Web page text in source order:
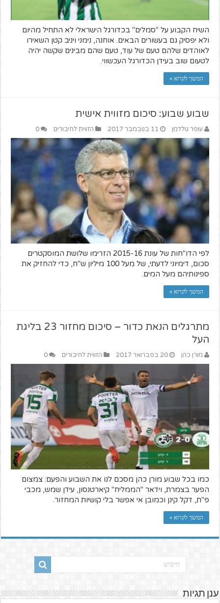
השיח הקבוע על "סמלים" בכדורגל הישראלי לא התחיל מהיום
ולא יפסיק גם בעשורים הבאים. אוחנה, נימני ויניב קטן השאירו
לאוהדים שלהם טעם של עוד, טעם שהם מבינים שקשה יהיה
לטעום שוב בעידן הכדורגל העכשווי.
המשך לקרוא »
שבוע שבוע: סיכום מזווית אישית
עופר גולדמן 11 בנובמבר 2017 הזווית לחיבורים 0
לפי הדו"חות של עונת 2015-16 הזרימו שלושת המוסקטרים
סכום, דימיוני לדעתי, של מעל 100 מיליון ש"ח, כדי להחזיק את
ספינותיהם מעל המים.
המשך לקרוא »
מתרגלים הנאת כדור – סיכום מחזור 23 בליגת
העל
מורן כהן 20 בפברואר 2017 הזווית לחיבורים 0
כמו בכל שבוע מורן כהן מסכם לנו את השבוע והפעם: צמצום
הפער בצמרת, וידאר "הממליח" קיארטנסון, עידן שמש, מכבי
פ"ת, דקל קינן וכמובן אי אפשר בלי קושיות המחזור.
המשך לקרוא »
ענן תגיות